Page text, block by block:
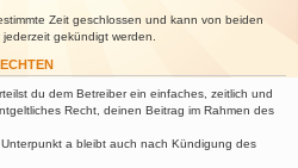
Zeit geschlossen und kann von beiden
gekündigt werden.
du dem Betreiber ein einfaches, zeitlich und
Recht, deinen Beitrag im Rahmen des
a bleibt auch nach Kündigung des